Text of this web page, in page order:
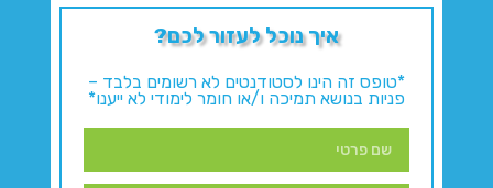
איך נוכל לעזור לכם?
*טופס זה הינו לסטודנטים לא רשומים בלבד –
פניות בנושא תמיכה ו/או חומר לימודי לא ייענו*